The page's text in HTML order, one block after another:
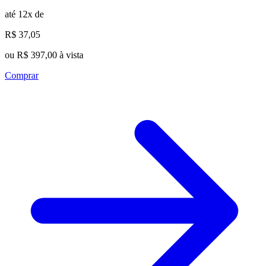
até 12x de
R$ 37,05
ou R$ 397,00 à vista
Comprar